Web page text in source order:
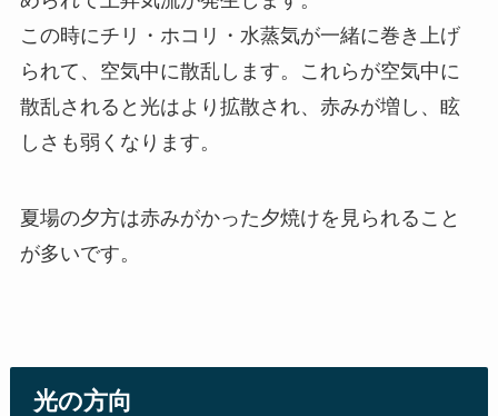
この時にチリ・ホコリ・水蒸気が一緒に巻き上げ
られて、空気中に散乱します。これらが空気中に
散乱されると光はより拡散され、赤みが増し、眩
しさも弱くなります。
夏場の夕方は赤みがかった夕焼けを見られること
が多いです。
光の方向